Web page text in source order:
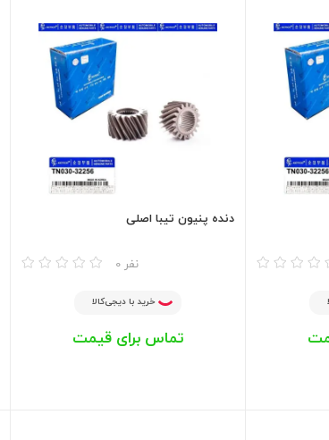
دنده پنیون تیبا اصلی
0 نفر
خرید با دیجی‌کالا
تماس برای قیمت